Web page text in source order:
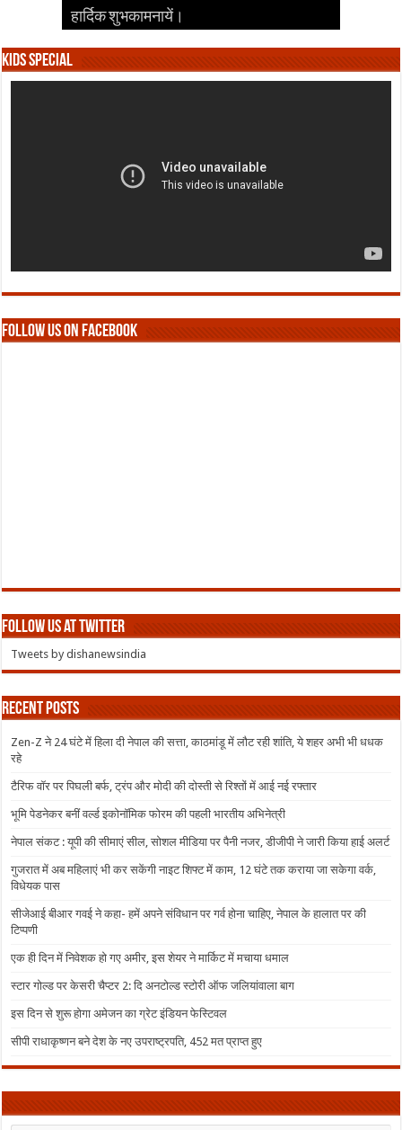
हार्दिक शुभकामनायें।
हार्दिक शुभकामनायें।
हार्दिक शुभकामनायें।
हार्दिक शुभकामनायें।
हार्दिक शुभकामनायें।
Kids Special
Follow us on Facebook
Follow us at Twitter
Tweets by dishanewsindia
Recent Posts
Zen-Z ने 24 घंटे में हिला दी नेपाल की सत्ता, काठमांडू में लौट रही शांति, ये शहर अभी भी धधक
रहे
टैरिफ वॉर पर पिघली बर्फ, ट्रंप और मोदी की दोस्ती से रिश्तों में आई नई रफ्तार
भूमि पेडनेकर बनीं वर्ल्ड इकोनॉमिक फोरम की पहली भारतीय अभिनेत्री
नेपाल संकट : यूपी की सीमाएं सील, सोशल मीडिया पर पैनी नजर, डीजीपी ने जारी किया हाई अलर्ट
गुजरात में अब महिलाएं भी कर सकेंगी नाइट शिफ्ट में काम, 12 घंटे तक कराया जा सकेगा वर्क,
विधेयक पास
सीजेआई बीआर गवई ने कहा- हमें अपने संविधान पर गर्व होना चाहिए, नेपाल के हालात पर की
टिप्पणी
एक ही दिन में निवेशक हो गए अमीर, इस शेयर ने मार्किट में मचाया धमाल
स्टार गोल्ड पर केसरी चैप्टर 2: दि अनटोल्ड स्टोरी ऑफ जलियांवाला बाग
इस दिन से शुरू होगा अमेजन का ग्रेट इंडियन फेस्टिवल
सीपी राधाकृष्णन बने देश के नए उपराष्ट्रपति, 452 मत प्राप्त हुए